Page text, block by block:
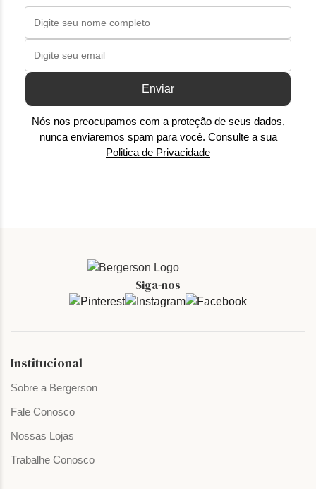
Enviar
Nós nos preocupamos com a proteção de seus dados,
nunca enviaremos spam para você. Consulte a sua
Politica de Privacidade
Siga-nos
Institucional
Sobre a Bergerson
Fale Conosco
Nossas Lojas
Trabalhe Conosco